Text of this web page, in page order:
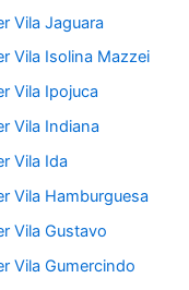
Vila Jaguara
Vila Isolina Mazzei
Vila Ipojuca
Vila Indiana
Vila Ida
Vila Hamburguesa
Vila Gustavo
Vila Gumercindo